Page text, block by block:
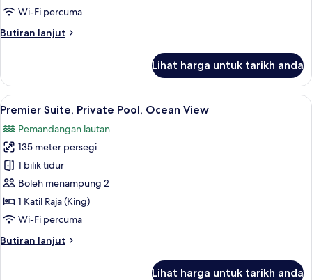
Bedrooms,
View
Wi-Fi percuma
Butiran lanjut
Butiran
Suite,
Bedrooms,
View
Lihat harga untuk tarikh anda
Lihat
semua
foto
untuk
Premier
Suite,
Private
Pool,
View
Premier Suite, Private Pool, Ocean
4
Premier Suite, Private Pool, Ocean View
Pemandangan lautan
135 meter persegi
1 bilik tidur
Boleh menampung 2
1 Katil Raja (King)
Wi-Fi percuma
Butiran lanjut
Butiran
Lihat harga untuk tarikh anda